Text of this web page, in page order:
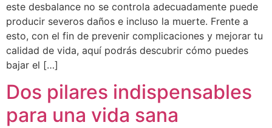
este desbalance no se controla adecuadamente puede
producir severos daños e incluso la muerte. Frente a
esto, con el fin de prevenir complicaciones y mejorar tu
calidad de vida, aquí podrás descubrir cómo puedes
bajar el […]
Dos pilares indispensables
para una vida sana